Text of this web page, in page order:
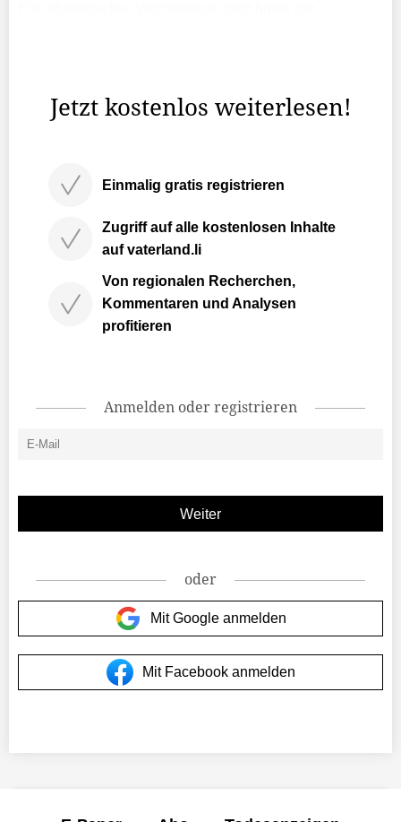
Jetzt kostenlos weiterlesen!
Einmalig gratis registrieren
Zugriff auf alle kostenlosen Inhalte
auf vaterland.li
Von regionalen Recherchen,
Kommentaren und Analysen
profitieren
Anmelden oder registrieren
oder
Mit Google anmelden
Mit Facebook anmelden